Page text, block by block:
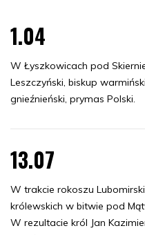
1.04
W Łyszkowicach pod
Leszczyński, biskup
gnieźnieński, prymas Polski.
13.07
W trakcie rokoszu
królewskich w bitwie pod
W rezultacie król Jan